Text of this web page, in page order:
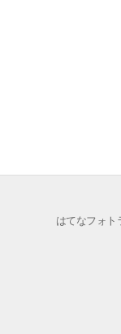
はてなフォト